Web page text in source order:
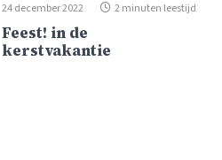
24 december 2022 2 minuten leestijd
Feest! in de
kerstvakantie